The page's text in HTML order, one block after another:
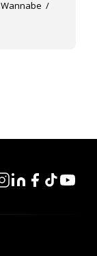
Wannabe